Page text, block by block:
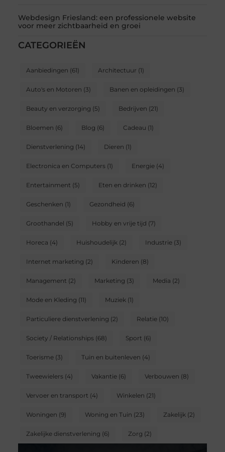
Webdesign Friesland: een professionele website
voor meer zichtbaarheid en groei
CATEGORIEËN
Aanbiedingen (61) Architectuur (1)
Auto's en Motoren (3) Banen en opleidingen (3)
Beauty en verzorging (5) Bedrijven (21)
Bloemen (6) Blog (6) Cadeau (1)
Dienstverlening (14) Dieren (1)
Electronica en Computers(1) Energie(4)
Entertainment (5) Eten en drinken (12)
Geschenken (1) Gezondheid (6)
Groothandel (5) Hobby en vrije tijd (7)
Horeca (4) Huishoudelijk (2) Industrie(3)
Internet marketing (2) Kinderen (8)
Management (2) Marketing (3) Media (2)
Mode en Kleding (11) Muziek (1)
Particuliere dienstverlening (2) Relatie(10)
Society / Relationships(68) Sport (6)
Toerisme(3) Tuin en buitenleven (4)
Tweewielers(4) Vakantie(6) Verbouwen (8)
Vervoer en transport (4) Winkelen (21)
Woningen (9) Woning en Tuin (23) Zakelijk (2)
Zakelijke dienstverlening (6) Zorg (2)